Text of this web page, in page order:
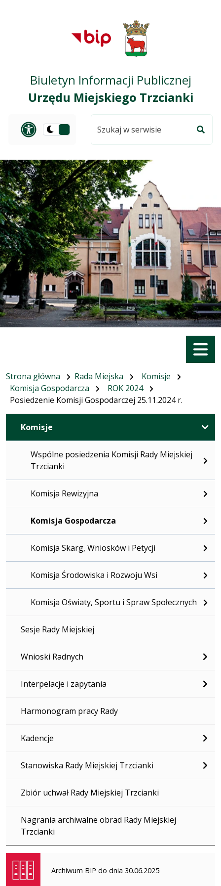
Przejdź do
głównego menu
Przejdź do treści
Przejdź do mapy
serwisu
Biuletyn Informacji Publicznej
Urzędu Miejskiego Trzcianki
Panel dostosowania
Przełącz
ciemną
serwisie
Menu
Strona główna Rada Miejska
Komisje
Komisja Gospodarcza
ROK 2024
Posiedzenie Komisji Gospodarczej 25.11.2024 r.
Komisje
Wspólne posiedzenia Komisji Rady Miejskiej
Trzcianki
Komisja Rewizyjna
Komisja Gospodarcza
Komisja Skarg, Wniosków i Petycji
Komisja Środowiska i Rozwoju Wsi
Komisja Oświaty, Sportu i Spraw Społecznych
Sesje Rady Miejskiej
Wnioski Radnych
Interpelacje i zapytania
Harmonogram pracy Rady
Kadencje
Stanowiska Rady Miejskiej Trzcianki
Zbiór uchwał Rady Miejskiej Trzcianki
Nagrania archiwalne obrad Rady Miejskiej
Trzcianki
Archiwum BIP do dnia 30.06.2025